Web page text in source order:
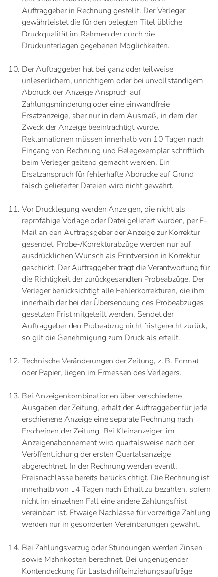
Auftraggeber in Rechnung gestellt. Der Verleger
gewährleistet die für den belegten Titel übliche
Druckqualität im Rahmen der durch die
Druckunterlagen gegebenen Möglichkeiten.
Der Auftraggeber hat bei ganz oder teilweise
unleserlichem, unrichtigem oder bei unvollständigem
Abdruck der Anzeige Anspruch auf
Zahlungsminderung oder eine einwandfreie
Ersatzanzeige, aber nur in dem Ausmaß, in dem der
Zweck der Anzeige beeinträchtigt wurde.
Reklamationen müssen innerhalb von 10 Tagen nach
Eingang von Rechnung und Belegexemplar schriftlich
beim Verleger geltend gemacht werden. Ein
Ersatzanspruch für fehlerhafte Abdrucke auf Grund
falsch gelieferter Dateien wird nicht gewährt.
Vor Drucklegung werden Anzeigen, die nicht als
reprofähige Vorlage oder Datei geliefert wurden, per E-
Mail an den Auftragsgeber der Anzeige zur Korrektur
gesendet. Probe-/Korrekturabzüge werden nur auf
ausdrücklichen Wunsch als Printversion in Korrektur
geschickt. Der Auftraggeber trägt die Verantwortung für
die Richtigkeit der zurückgesandten Probeabzüge. Der
Verleger berücksichtigt alle Fehlerkorrekturen, die ihm
innerhalb der bei der Übersendung des Probeabzuges
gesetzten Frist mitgeteilt werden. Sendet der
Auftraggeber den Probeabzug nicht fristgerecht zurück,
so gilt die Genehmigung zum Druck als erteilt.
Technische Veränderungen der Zeitung, z. B. Format
oder Papier, liegen im Ermessen des Verlegers.
Bei Anzeigenkombinationen über verschiedene
Ausgaben der Zeitung, erhält der Auftraggeber für jede
erschienene Anzeige eine separate Rechnung nach
Erscheinen der Zeitung. Bei Kleinanzeigen im
Anzeigenabonnement wird quartalsweise nach der
Veröffentlichung der ersten Quartalsanzeige
abgerechtnet. In der Rechnung werden eventl.
Preisnachlässe bereits berücksichtigt. Die Rechnung ist
innerhalb von 14 Tagen nach Erhalt zu bezahlen, sofern
nicht im einzelnen Fall eine andere Zahlungsfrist
vereinbart ist. Etwaige Nachlässe für vorzeitige Zahlung
werden nur in gesonderten Vereinbarungen gewährt.
Bei Zahlungsverzug oder Stundungen werden Zinsen
sowie Mahnkosten berechnet. Bei ungenügender
Kontendeckung für Lastschrifteinziehungsaufträge